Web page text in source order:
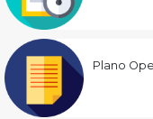
Plano